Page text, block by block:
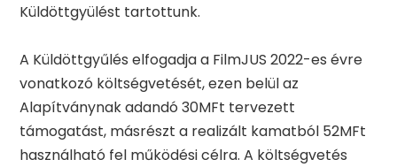
Küldöttgyülést tartottunk.
A Küldöttgyűlés elfogadja a FilmJUS 2022-es évre
vonatkozó költségvetését, ezen belül az
Alapítványnak adandó 30MFt tervezett
támogatást, másrészt a realizált kamatból 52MFt
használható fel működési célra. A költségvetés